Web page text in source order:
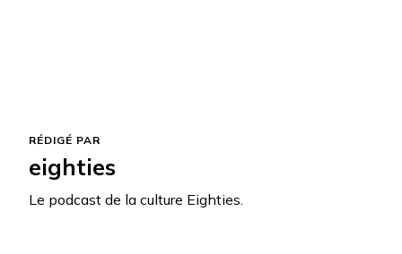
RÉDIGÉ PAR
eighties
Le podcast de la culture Eighties.